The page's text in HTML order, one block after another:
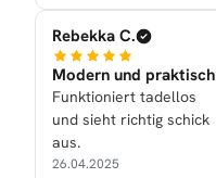
Rebekka C.
Modern und praktisch
Funktioniert tadellos
und sieht richtig schick
aus.
26.04.2025